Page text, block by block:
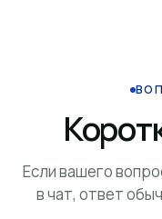
Если вашего
в чат, ответ